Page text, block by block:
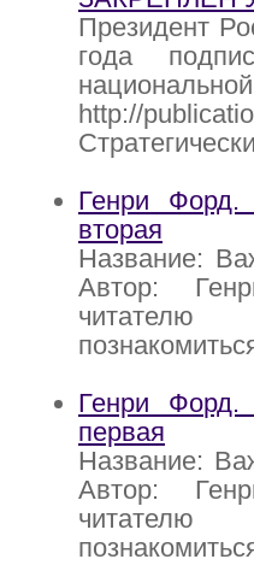
Президент
года
http://
Генри
вторая
Название:
Автор:
читателю
Генри
первая
Название:
Автор:
читателю